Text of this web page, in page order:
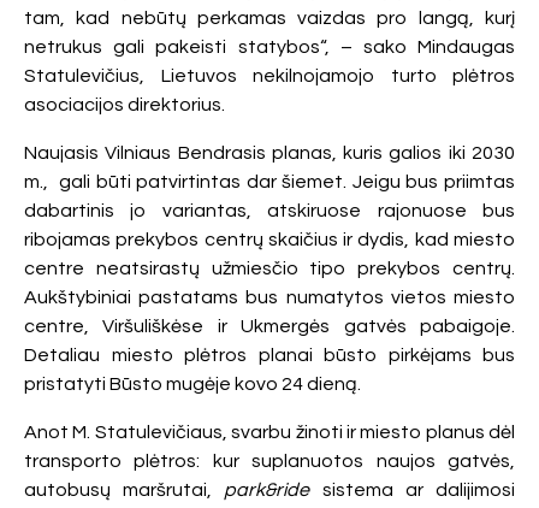
tam, kad nebūtų perkamas vaizdas pro langą, kurį
netrukus gali pakeisti statybos“, – sako Mindaugas
Statulevičius, Lietuvos nekilnojamojo turto plėtros
asociacijos direktorius.
Naujasis Vilniaus Bendrasis planas, kuris galios iki 2030
m., gali būti patvirtintas dar šiemet. Jeigu bus priimtas
dabartinis jo variantas, atskiruose rajonuose bus
ribojamas prekybos centrų skaičius ir dydis, kad miesto
centre neatsirastų užmiesčio tipo prekybos centrų.
Aukštybiniai pastatams bus numatytos vietos miesto
centre, Viršuliškėse ir Ukmergės gatvės pabaigoje.
Detaliau miesto plėtros planai būsto pirkėjams bus
pristatyti Būsto mugėje kovo 24 dieną.
Anot M. Statulevičiaus, svarbu žinoti ir miesto planus dėl
transporto plėtros: kur suplanuotos naujos gatvės,
autobusų maršrutai, park&ride sistema ar dalijimosi